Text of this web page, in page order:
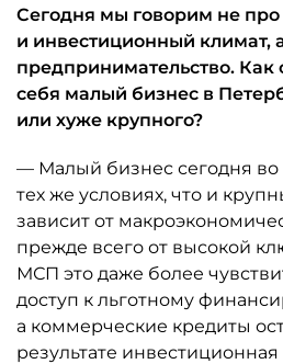
Сегодня мы говорим не
и инвестиционный климат,
предпринимательство. Как
себя малый бизнес в
или хуже крупного?
— Малый бизнес сегодня во
тех же условиях, что и
зависит от
прежде всего от высокой
МСП это даже более
доступ к льготному
а коммерческие кредиты
результате инвестиционная